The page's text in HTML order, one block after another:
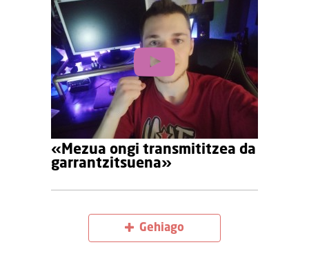
«Mezua ongi transmititzea da
garrantzitsuena»
Gehiago